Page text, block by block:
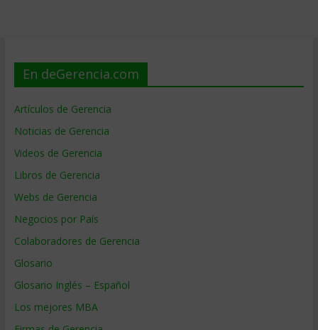
En deGerencia.com
Artículos de Gerencia
Noticias de Gerencia
Videos de Gerencia
Libros de Gerencia
Webs de Gerencia
Negocios por País
Colaboradores de Gerencia
Glosario
Glosario Inglés – Español
Los mejores MBA